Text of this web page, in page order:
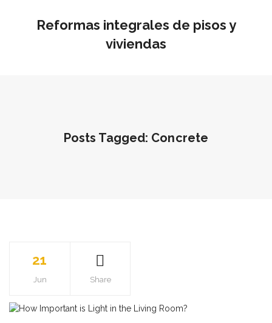
Reformas integrales de pisos y
viviendas
Posts Tagged: Concrete
21
Jun Share